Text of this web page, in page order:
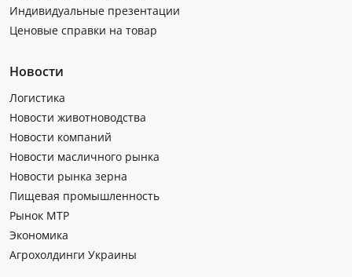
Индивидуальные презентации
Ценовые справки на товар
Новости
Логистика
Новости животноводства
Новости компаний
Новости масличного рынка
Новости рынка зерна
Пищевая промышленность
Рынок МТР
Экономика
Агрохолдинги Украины